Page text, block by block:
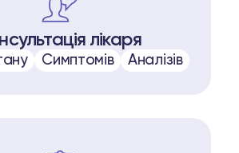
лікаря
Симптомів Аналізів